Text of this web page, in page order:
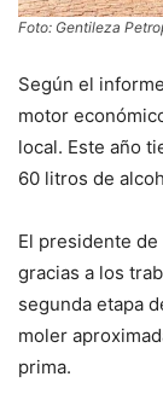
Foto: Gentileza
Según el
motor
local. Este año
60 litros de
El presidente
gracias a los
segunda etapa
moler
prima.